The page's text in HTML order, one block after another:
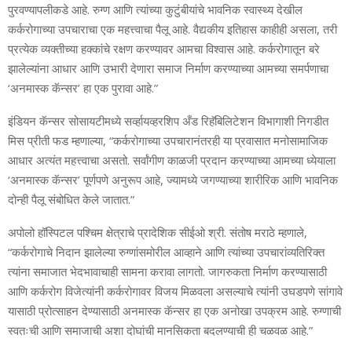
पुरवण्यापलीकडे आहे. रुग्ण आणि त्यांच्या कुटुंबीयांचे भावनिक स्वास्थ्य देखील
कर्करोगाच्या उपचाराचा एक महत्त्वाचा पैलू आहे. वैद्यकीय इतिहास काहीही असला, तरी
प्रत्येक व्यक्तीच्या हक्कांचे रक्षण करण्यावर आमचा विश्वास आहे. कर्करोगातून बरे
झालेल्यांना आधार आणि उभारी देणारा समाज निर्माण करण्याच्या आमच्या समर्पणाचा
‘अनमास्क कॅन्सर’ हा एक पुरावा आहे.”
इंडियन कॅन्सर सोसायटीमध्ये सर्व्हायव्हरशिप अँड रिहॅबिलिटेशन विभागाशी निगडीत
मिस प्रीती फड म्हणाल्या, “कर्करोगाच्या उपचारानंतरही या प्रवासात मनोसामाजिक
आधार अत्यंत महत्त्वाचा असतो. सर्वांगीण काळजी प्रदान करण्याच्या आमच्या ध्येयाला
‘अनमास्क कॅन्सर’ पूर्णपणे अनुरूप आहे, ज्यामध्ये जगण्याच्या शारीरिक आणि भावनिक
दोन्ही पैलू संबोधित केले जातात.”
अपोलो हॉस्पिटल पश्चिम क्षेत्राचे प्रादेशिक सीईओ श्री. संतोष मराठे म्हणाले,
“कर्करोगाचे निदान झालेल्या रुग्णांसमोरील आव्हाने आणि त्यांच्या उपचारांव्यतिरिक्त
त्यांना समाजात भेदभावाचाही सामना करावा लागतो. जागरुकता निर्माण करण्यासाठी
आणि कर्करोग विजेत्यांनी कर्करोगावर विजय मिळवला असल्याचे त्यांनी उघडपणे सांगावे
यासाठी प्रोत्साहन देण्यासाठी अनमास्क कॅन्सर हा एक अनोखा उपक्रम आहे. रुग्णाची
स्वतःची आणि समाजाची अशा दोघांची मानसिकता बदलण्याची ही चळवळ आहे.”